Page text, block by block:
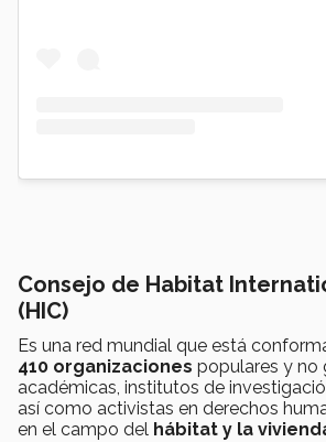
Consejo de Habitat
(HIC)
Es una red mundial que está
410 organizaciones populares y no
académicas, institutos de
así como activistas en derechos
en el campo del hábitat y la